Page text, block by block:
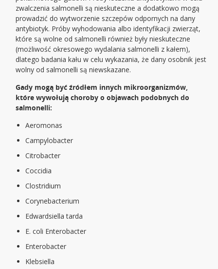
zwalczenia salmonelli są nieskuteczne a dodatkowo mogą
prowadzić do wytworzenie szczepów odpornych na dany
antybiotyk. Próby wyhodowania albo identyfikacji zwierząt,
które są wolne od salmonelli również były nieskuteczne
(możliwość okresowego wydalania salmonelli z kałem),
dlatego badania kału w celu wykazania, że dany osobnik jest
wolny od salmonelli są niewskazane.
Gady mogą być źródłem innych mikroorganizmów,
które wywołują choroby o objawach podobnych do
salmonelli:
Aeromonas
Campylobacter
Citrobacter
Coccidia
Clostridium
Corynebacterium
Edwardsiella tarda
E. coli Enterobacter
Enterobacter
Klebsiella